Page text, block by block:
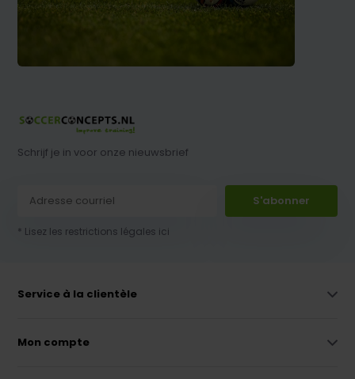
Schrijf je in voor onze nieuwsbrief
S'abonner
* Lisez les restrictions légales ici
Service à la clientèle
Mon compte